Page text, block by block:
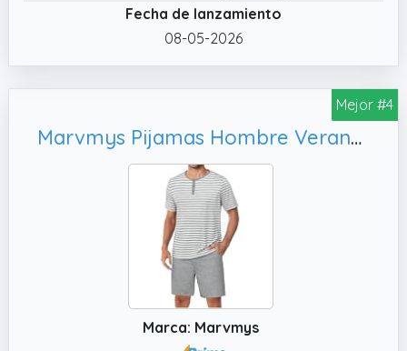
con estilo y te permiten llevar objetos
pequeños contigo.
pantalones cortos para dormir, que se
pueden combinar y personalizar fácilmente.
El sofisticado diseño en contraste añade
encanto adicional y es adecuado para
diversas ocasiones.
✔️ Idea de regalo emocional: Estos pijamas
cortos para hombre combinan comodidad
con estilo y no solo son una excelente opción
para el uso diario, sino también un regalo
perfecto para expresar cariño. Ideal para
Fecha de lanzamiento
08-05-2026
Mejor #4
Marvmys Pijamas Hombre Verano Corto Conjunto Algodón Raya Manga Cortas Tops Pijama Pantalones con Bolsillo S-3XL
Marca: Marvmys